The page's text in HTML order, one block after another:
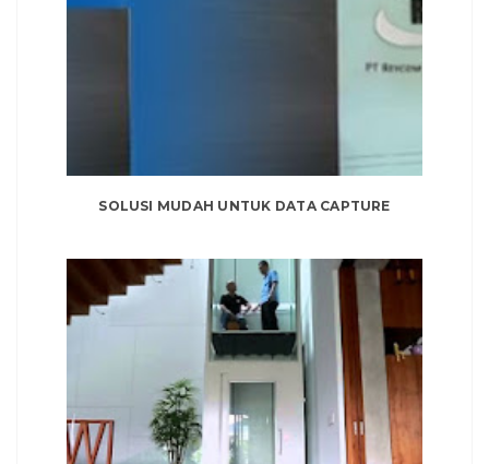
SOLUSI MUDAH UNTUK DATA CAPTURE